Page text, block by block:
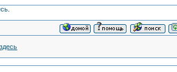
.
здесь